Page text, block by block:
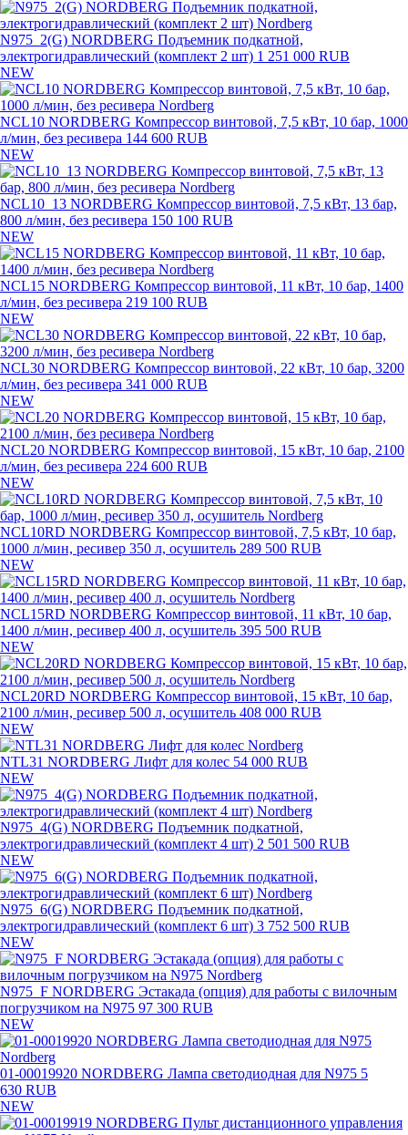
N975_2(G) NORDBERG Подъемник подкатной,
электрогидравлический (комплект 2 шт) 1 251 000 RUB
NEW
NCL10 NORDBERG Компрессор винтовой, 7,5 кВт, 10 бар, 1000
л/мин, без ресивера 144 600 RUB
NEW
NCL10_13 NORDBERG Компрессор винтовой, 7,5 кВт, 13 бар,
800 л/мин, без ресивера 150 100 RUB
NEW
NCL15 NORDBERG Компрессор винтовой, 11 кВт, 10 бар, 1400
л/мин, без ресивера 219 100 RUB
NEW
NCL30 NORDBERG Компрессор винтовой, 22 кВт, 10 бар, 3200
л/мин, без ресивера 341 000 RUB
NEW
NCL20 NORDBERG Компрессор винтовой, 15 кВт, 10 бар, 2100
л/мин, без ресивера 224 600 RUB
NEW
NCL10RD NORDBERG Компрессор винтовой, 7,5 кВт, 10 бар,
1000 л/мин, ресивер 350 л, осушитель 289 500 RUB
NEW
NCL15RD NORDBERG Компрессор винтовой, 11 кВт, 10 бар,
1400 л/мин, ресивер 400 л, осушитель 395 500 RUB
NEW
NCL20RD NORDBERG Компрессор винтовой, 15 кВт, 10 бар,
2100 л/мин, ресивер 500 л, осушитель 408 000 RUB
NEW
NTL31 NORDBERG Лифт для колес 54 000 RUB
NEW
N975_4(G) NORDBERG Подъемник подкатной,
электрогидравлический (комплект 4 шт) 2 501 500 RUB
NEW
N975_6(G) NORDBERG Подъемник подкатной,
электрогидравлический (комплект 6 шт) 3 752 500 RUB
NEW
N975_F NORDBERG Эстакада (опция) для работы с вилочным
погрузчиком на N975 97 300 RUB
NEW
01-00019920 NORDBERG Лампа светодиодная для N975 5
630 RUB
NEW